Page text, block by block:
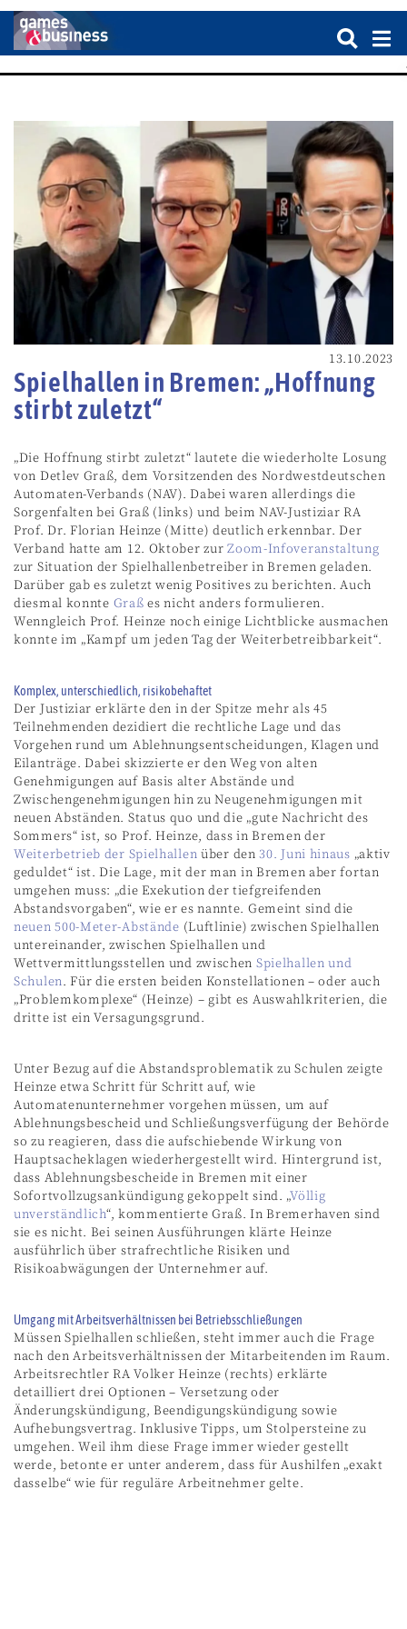
13.10.2023
Spielhallen in Bremen: „Hoffnung
stirbt zuletzt“
„Die Hoffnung stirbt zuletzt“ lautete die wiederholte Losung
von Detlev Graß, dem Vorsitzenden des Nordwestdeutschen
Automaten-Verbands (NAV). Dabei waren allerdings die
Sorgenfalten bei Graß (links) und beim NAV-Justiziar RA
Prof. Dr. Florian Heinze (Mitte) deutlich erkennbar. Der
Verband hatte am 12. Oktober zurZoom-Infoveranstaltung
zur Situation der Spielhallenbetreiber in Bremen geladen.
Darüber gab es zuletzt wenig Positives zu berichten. Auch
diesmal konnte Graß es nicht anders formulieren.
Wenngleich Prof. Heinze noch einige Lichtblicke ausmachen
konnte im „Kampf um jeden Tag der Weiterbetreibbarkeit“.
Komplex, unterschiedlich, risikobehaftet
Der Justiziar erklärte den in der Spitze mehr als 45
Teilnehmenden dezidiert die rechtliche Lage und das
Vorgehen rund um Ablehnungsentscheidungen, Klagen und
Eilanträge. Dabei skizzierte er den Weg von alten
Genehmigungen auf Basis alter Abstände und
Zwischengenehmigungen hin zu Neugenehmigungen mit
neuen Abständen. Status quo und die „gute Nachricht des
Sommers“ ist, so Prof. Heinze, dass in Bremen der
Weiterbetrieb der Spielhallen über den30. Juni hinaus „aktiv
geduldet“ ist. Die Lage, mit der man in Bremen aber fortan
umgehen muss: „die Exekution der tiefgreifenden
Abstandsvorgaben“, wie er es nannte. Gemeint sind die
neuen 500-Meter-Abstände (Luftlinie) zwischen Spielhallen
untereinander, zwischen Spielhallen und
Wettvermittlungsstellen und zwischen Spielhallen und
Schulen. Für die ersten beiden Konstellationen – oder auch
„Problemkomplexe“ (Heinze) – gibt es Auswahlkriterien, die
dritte ist ein Versagungsgrund.
Unter Bezug auf die Abstandsproblematik zu Schulen zeigte
Heinze etwa Schritt für Schritt auf, wie
Automatenunternehmer vorgehen müssen, um auf
Ablehnungsbescheid und Schließungsverfügung der Behörde
so zu reagieren, dass die aufschiebende Wirkung von
Hauptsacheklagen wiederhergestellt wird. Hintergrund ist,
dass Ablehnungsbescheide in Bremen mit einer
Sofortvollzugsankündigung gekoppelt sind. „Völlig
unverständlich“, kommentierte Graß. In Bremerhaven sind
sie es nicht. Bei seinen Ausführungen klärte Heinze
ausführlich über strafrechtliche Risiken und
Risikoabwägungen der Unternehmer auf.
Umgang mit Arbeitsverhältnissen bei Betriebsschließungen
Müssen Spielhallen schließen, steht immer auch die Frage
nach den Arbeitsverhältnissen der Mitarbeitenden im Raum.
Arbeitsrechtler RA Volker Heinze (rechts) erklärte
detailliert drei Optionen – Versetzung oder
Änderungskündigung, Beendigungskündigung sowie
Aufhebungsvertrag. Inklusive Tipps, um Stolpersteine zu
umgehen. Weil ihm diese Frage immer wieder gestellt
werde, betonte er unter anderem, dass für Aushilfen „exakt
dasselbe“ wie für reguläre Arbeitnehmer gelte.